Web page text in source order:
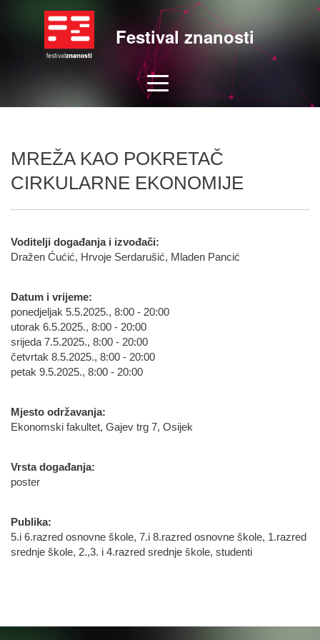
Festival znanosti
MREŽA KAO POKRETAČ
CIRKULARNE EKONOMIJE
Voditelji događanja i izvođači:
Dražen Ćućić, Hrvoje Serdarušić, Mladen Pancić
Datum i vrijeme:
ponedjeljak 5.5.2025., 8:00 - 20:00
utorak 6.5.2025., 8:00 - 20:00
srijeda 7.5.2025., 8:00 - 20:00
četvrtak 8.5.2025., 8:00 - 20:00
petak 9.5.2025., 8:00 - 20:00
Mjesto održavanja:
Ekonomski fakultet, Gajev trg 7, Osijek
Vrsta događanja:
poster
Publika:
5.i 6.razred osnovne škole, 7.i 8.razred osnovne škole, 1.razred
srednje škole, 2.,3. i 4.razred srednje škole, studenti